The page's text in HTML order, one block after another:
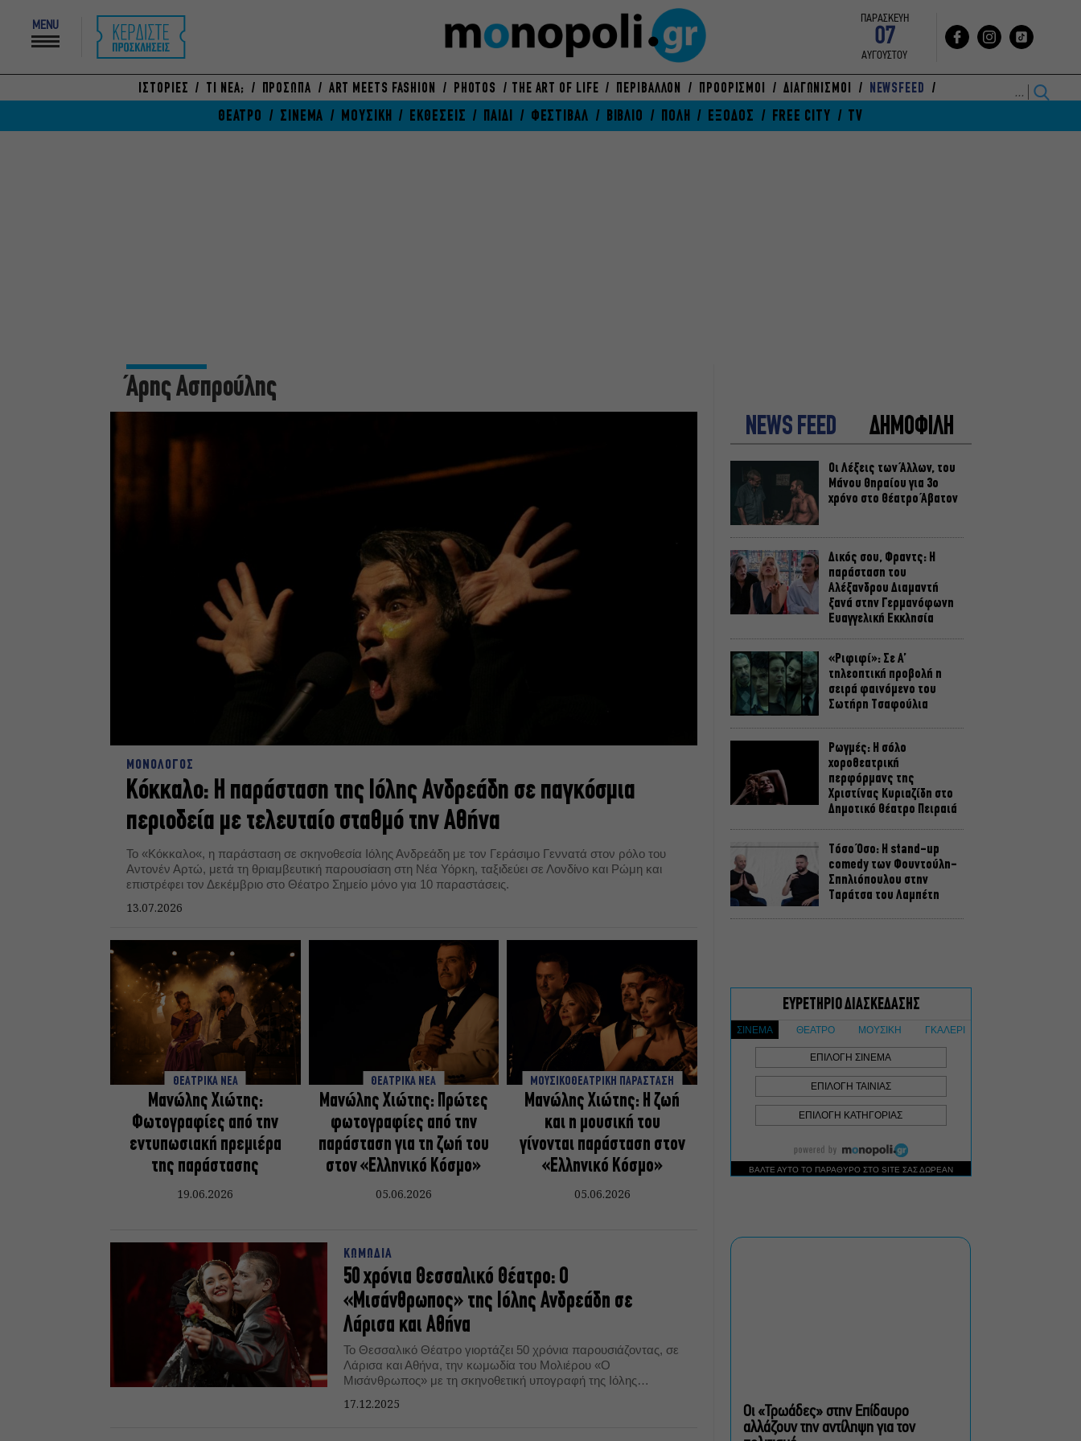
MENU
ΠΑΡΑΣΚΕΥΗ
07
ΑΥΓΟΥΣΤΟΥ
ΙΣΤΟΡΙΕΣ ΤΙ ΝΕΑ; ΠΡΟΣΩΠΑ ART MEETS FASHION PHOTOS THE ART OF LIFE ΠΕΡΙΒΑΛΛΟΝ ΠΡΟΟΡΙΣΜΟΙ ΔΙΑΓΩΝΙΣΜΟΙ NEWSFEED
ΘΕΑΤΡΟ ΣΙΝΕΜΑ ΜΟΥΣΙΚΗ ΕΚΘΕΣΕΙΣ ΠΑΙΔΙ ΦΕΣΤΙΒΑΛ ΒΙΒΛΙΟ ΠΟΛΗ ΕΞΟΔΟΣ FREE CITY TV
Άρης Ασπρούλης
ΜΟΝΟΛΟΓΟΣ
Κόκκαλο: Η παράσταση της Ιόλης Ανδρεάδη σε παγκόσμια
περιοδεία με τελευταίο σταθμό την Αθήνα
Το «Κόκκαλο«, η παράσταση σε σκηνοθεσία Ιόλης Ανδρεάδη με τον Γεράσιμο Γεννατά στον ρόλο του
Αντονέν Αρτώ, μετά τη θριαμβευτική παρουσίαση στη Νέα Υόρκη, ταξιδεύει σε Λονδίνο και Ρώμη και
επιστρέφει τον Δεκέμβριο στο Θέατρο Σημείο μόνο για 10 παραστάσεις.
13.07.2026
ΘΕΑΤΡΙΚΑ ΝΕΑ
Μανώλης Χιώτης:
Φωτογραφίες από την
εντυπωσιακή πρεμιέρα
της παράστασης
19.06.2026
ΘΕΑΤΡΙΚΑ ΝΕΑ
Μανώλης Χιώτης: Πρώτες
φωτογραφίες από την
παράσταση για τη ζωή του
στον «Ελληνικό Κόσμο»
05.06.2026
ΜΟΥΣΙΚΟΘΕΑΤΡΙΚΗ ΠΑΡΑΣΤΑΣΗ
Μανώλης Χιώτης: Η ζωή
και η μουσική του
γίνονται παράσταση στον
«Ελληνικό Κόσμο»
05.06.2026
ΚΩΜΩΔΙΑ
50 χρόνια Θεσσαλικό Θέατρο: Ο
«Μισάνθρωπος» της Ιόλης Ανδρεάδη σε
Λάρισα και Αθήνα
Το Θεσσαλικό Θέατρο γιορτάζει 50 χρόνια παρουσιάζοντας, σε
Λάρισα και Αθήνα, την κωμωδία του Μολιέρου «Ο
Μισάνθρωπος» με τη σκηνοθετική υπογραφή της Ιόλης
17.12.2025
NEWS FEED ΔΗΜΟΦΙΛΗ
Οι Λέξεις των Άλλων, του
Μάνου Θηραίου για 3ο
χρόνο στο Θέατρο Άβατον
Δικός σου, Φραντς: Η
παράσταση του
Αλέξανδρου Διαμαντή
ξανά στην Γερμανόφωνη
Ευαγγελική Εκκλησία
«Ριφιφί»: Σε Α’
τηλεοπτική προβολή η
σειρά φαινόμενο του
Σωτήρη Τσαφούλια
Ρωγμές: Η σόλο
χοροθεατρική
περφόρμανς της
Χριστίνας Κυριαζίδη στο
Δημοτικό Θέατρο Πειραιά
Τόσο Όσο: Η stand-up
comedy των Φουντούλη-
Σπηλιόπουλου στην
Ταράτσα του Λαμπέτη
σινεμά στην Ταράτσα του
Λαμπέτη
Η συναυλιακή σεζόν
κορυφώνεται τον
Σεπτέμβριο
Τουλάχιστον 1.500 έλεγχοι
σε 300 παραλίες –
Πρόστιμα έως 73.000€ για
αυθαίρετες καταλήψεις
Πέντε διηγήματα του
Οι «Τρωάδες» στην Επίδαυρο
αλλάζουν την αντίληψη για τον